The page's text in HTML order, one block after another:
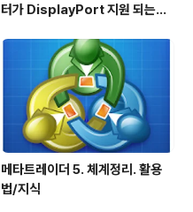
터가 DisplayPort 지원 되는지
메타트레이더 5. 체계정리. 활용
법/지식